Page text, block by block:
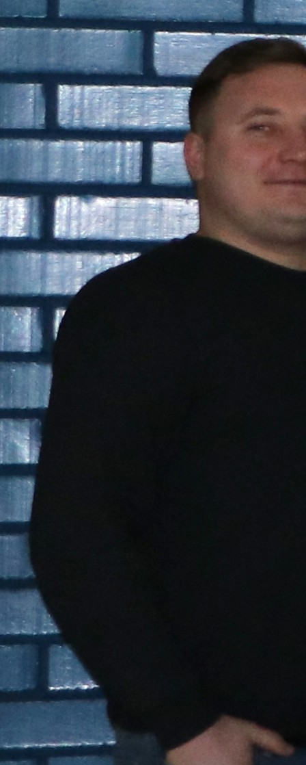
Rapoarte
Inițiative în derulare
Inițiative desfășurate
Manual de proceduri
Note & poziții​
Organigrama IDIS
Anunțuri
Consiliul consulativ internațional IDIS
Politici regionale
Bunele practici
Laborator sociometric
Transparența guvernării locale
People Watch
Proces democratic
Agenda Națională de Business
Puterea hibridă
15 minute de realism economic
Trend Hunter
Buletin EU-STRAT
Aplică la BUNELE PRACTICI
Transparența întreprinderilor de stat
Cele mai bune și cele mai proaste politici locale din
Moldova
Democrația, independența și transparența instituțiilor
publice-cheie din Moldova
Achiziții publice